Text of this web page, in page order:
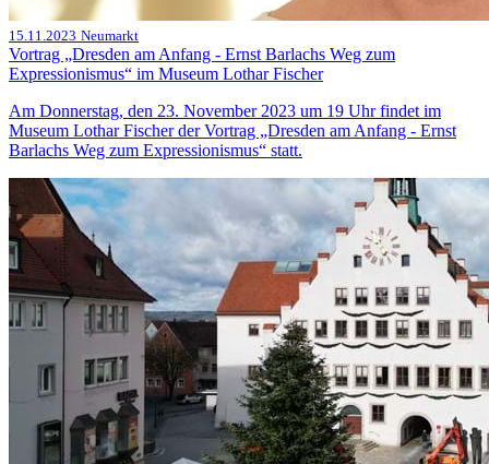
15.11.2023 Neumarkt
Vortrag „Dresden am Anfang - Ernst Barlachs Weg zum
Expressionismus“ im Museum Lothar Fischer
Am Donnerstag, den 23. November 2023 um 19 Uhr findet im
Museum Lothar Fischer der Vortrag „Dresden am Anfang - Ernst
Barlachs Weg zum Expressionismus“ statt.